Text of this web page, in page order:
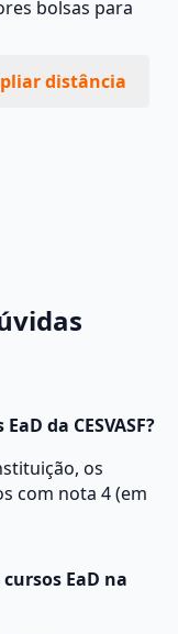
bolsas para
distância
da CESVASF?
os
com nota 4 (em
EaD na